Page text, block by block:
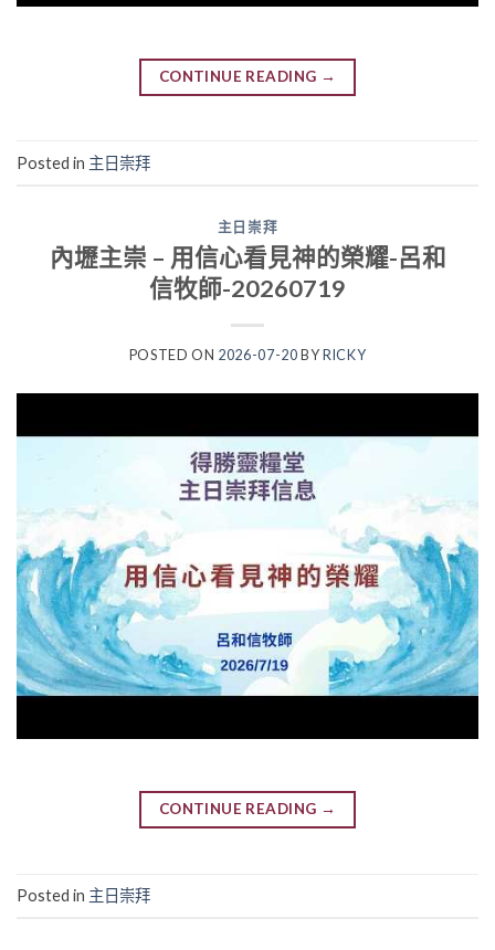
CONTINUE READING →
Posted in 主日崇拜
主日崇拜
內壢主崇 – 用信心看見神的榮耀-呂和
信牧師-20260719
POSTED ON 2026-07-20 BY RICKY
CONTINUE READING →
Posted in 主日崇拜